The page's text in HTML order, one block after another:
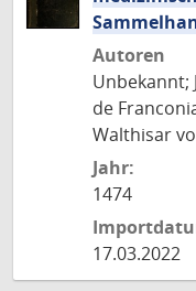
Autoren
Unbekannt;
de
Walthisar
Jahr:
1474
17.03.2022